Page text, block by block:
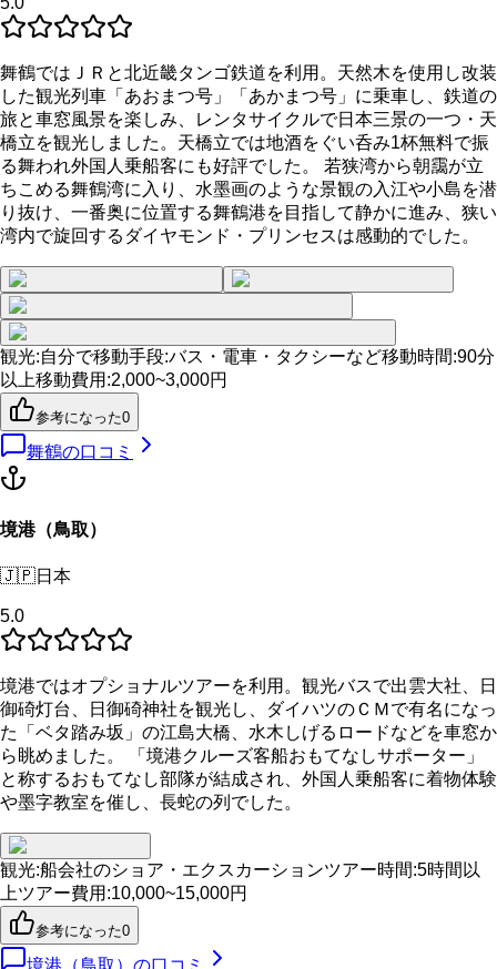
舞鶴ではＪＲと北近畿タンゴ鉄道を利用。天然木を使用し改装
した観光列車「あおまつ号」「あかまつ号」に乗車し、鉄道の
旅と車窓風景を楽しみ、レンタサイクルで日本三景の一つ・天
橋立を観光しました。天橋立では地酒をぐい呑み1杯無料で振
る舞われ外国人乗船客にも好評でした。 若狭湾から朝靄が立
ちこめる舞鶴湾に入り、水墨画のような景観の入江や小島を潜
り抜け、一番奥に位置する舞鶴港を目指して静かに進み、狭い
湾内で旋回するダイヤモンド・プリンセスは感動的でした。
観光:自分で移動手段:バス・電車・タクシーなど移動時間:90分
以上移動費用 :2,000~3,000円
参考になった0
舞鶴の口コミ
境港（鳥取）
🇯🇵日本
5.0
境港ではオプショナルツアーを利用。観光バスで出雲大社、日
御碕灯台、日御碕神社を観光し、ダイハツのＣＭで有名になっ
た「ベタ踏み坂」の江島大橋、水木しげるロードなどを車窓か
ら眺めました。 「境港クルーズ客船おもてなしサポーター」
と称するおもてなし部隊が結成され、外国人乗船客に着物体験
や墨字教室を催し、長蛇の列でした。
観光:船会社のショア・エクスカーションツアー時間:5時間以
上ツアー費用 :10,000~15,000円
参考になった0